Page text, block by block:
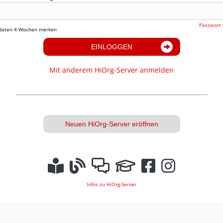
4 Wochen merken
Passwort
EINLOGGEN
Mit anderem HiOrg-Server anmelden
Neuen HiOrg-Server eröffnen
Infos zu HiOrg-Server